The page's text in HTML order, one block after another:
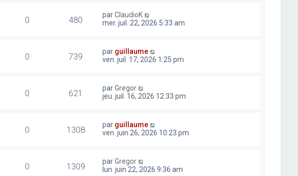
0 480 parClaudioK
mer. juil. 22, 2026 5:33 am
0 739 par guillaume
ven. juil. 17, 2026 1:25 pm
0 621 parGregor
jeu. juil. 16, 2026 12:33 pm
0 1308 par guillaume
ven. juin 26, 2026 10:23 pm
0 1309 parGregor
lun. juin 22, 2026 9:36 am